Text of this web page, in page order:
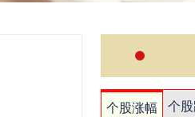
个股涨幅 个